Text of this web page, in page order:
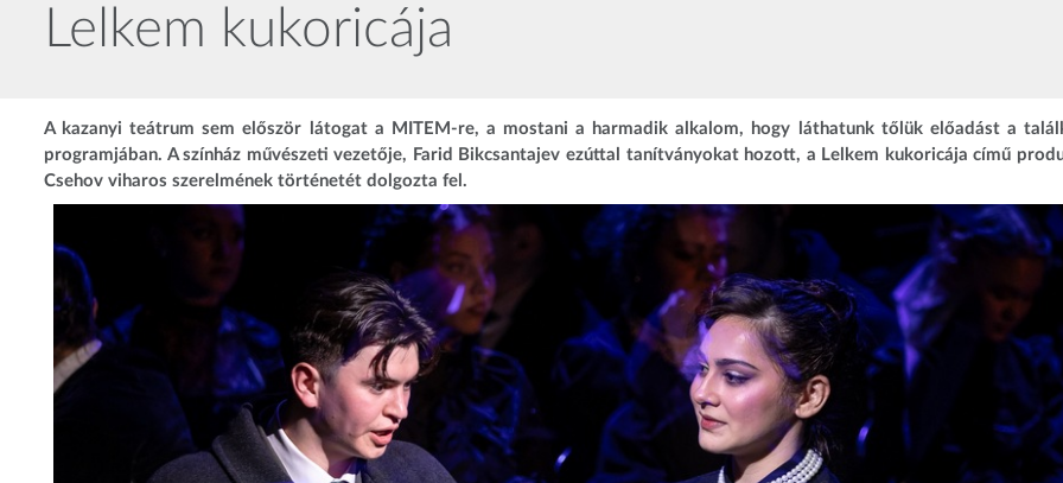
Lelkem kukoricája
A kazanyi teátrum sem először látogat a MITEM-re, a mostani a harmadik alkalom, hogy láthatunk tőlük előadást a
programjában. A színház művészeti vezetője, Farid Bikcsantajev ezúttal tanítványokat hozott, a Lelkem kukoricája című
Csehov viharos szerelmének történetét dolgozta fel.